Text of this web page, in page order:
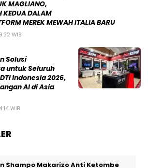
SAHAM
DISTRICT,
MAGLIANO,
DALAM
WIB
Solusi
untuk Seluruh
Indonesia 2026,
AI di Asia